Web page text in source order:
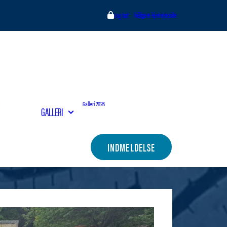
Log ind Tidligere hjemmeside
GALLERI
Galleri 2026
Galleri 2023
INDMELDELSE